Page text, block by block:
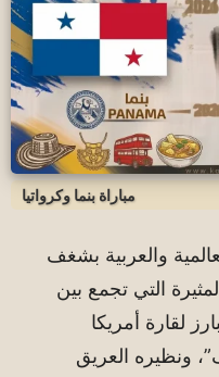
مباراة بنما وكرواتيا
والعربية بشغف
التي تجمع بين
لقارة أمريكا
ونظيره العريق